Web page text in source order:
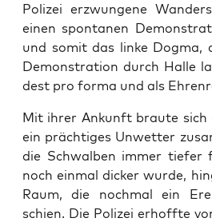
Poli­zei erzwun­ge­ne
einen spon­ta­nen
und somit das lin­ke Dog­ma,
Demons­tra­ti­on durch Hal­le
dest pro for­ma und als
Mit ihrer Ankunft brau­te sich
ein präch­ti­ges Unwet­ter
die Schwal­ben immer tie­fer
noch ein­mal dicker wur­de,
Raum, die noch­mal ein
schien. Die Poli­zei erhoff­te